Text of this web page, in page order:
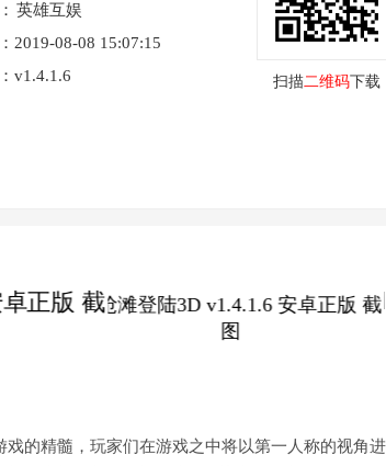
英雄互娱
2019-08-08 15:07:15
v1.4.1.6
扫描二维码下载
的精髓，玩家们在游戏之中将以第一人称的视角